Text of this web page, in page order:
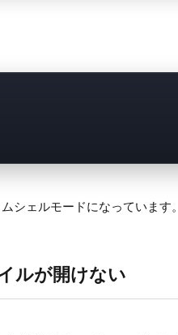
シェルモードになっています。
ルが開けない